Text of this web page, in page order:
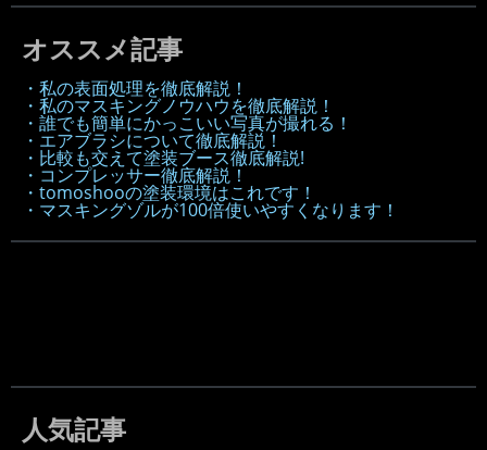
オススメ記事
・私の表面処理を徹底解説！
・私のマスキングノウハウを徹底解説！
・誰でも簡単にかっこいい写真が撮れる！
・エアブラシについて徹底解説！
・比較も交えて塗装ブース徹底解説!
・コンプレッサー徹底解説！
・tomoshooの塗装環境はこれです！
・マスキングゾルが100倍使いやすくなります！
人気記事